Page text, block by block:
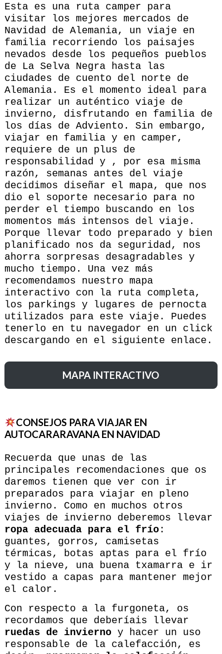
Esta es una ruta camper para
visitar los mejores mercados de
Navidad de Alemania, un viaje en
familia recorriendo los paisajes
nevados desde los pequeños pueblos
de La Selva Negra hasta las
ciudades de cuento del norte de
Alemania. Es el momento ideal para
realizar un auténtico viaje de
invierno, disfrutando en familia de
los días de Adviento. Sin embargo,
viajar en familia y en camper,
requiere de un plus de
responsabilidad y , por esa misma
razón, semanas antes del viaje
decidimos diseñar el mapa, que nos
dio el soporte necesario para no
perder el tiempo buscando en los
momentos más intensos del viaje.
Porque llevar todo preparado y bien
planificado nos da seguridad, nos
ahorra sorpresas desagradables y
mucho tiempo. Una vez más
recomendamos nuestro mapa
interactivo con la ruta completa,
los parkings y lugares de pernocta
utilizados para este viaje. Puedes
tenerlo en tu navegador en un click
descargando en el siguiente enlace.
MAPA INTERACTIVO
CONSEJOS PARA VIAJAR EN
AUTOCARARAVANA EN NAVIDAD
Recuerda que unas de las
principales recomendaciones que os
daremos tienen que ver con ir
preparados para viajar en pleno
invierno. Como en muchos otros
viajes de invierno deberemos llevar
ropa adecuada para el frío :
guantes, gorros, camisetas
térmicas, botas aptas para el frío
y la nieve, una buena txamarra e ir
vestido a capas para mantener mejor
el calor.
Con respecto a la furgoneta, os
recordamos que deberíais llevar
ruedas de invierno y hacer un uso
responsable de la calefacción, es